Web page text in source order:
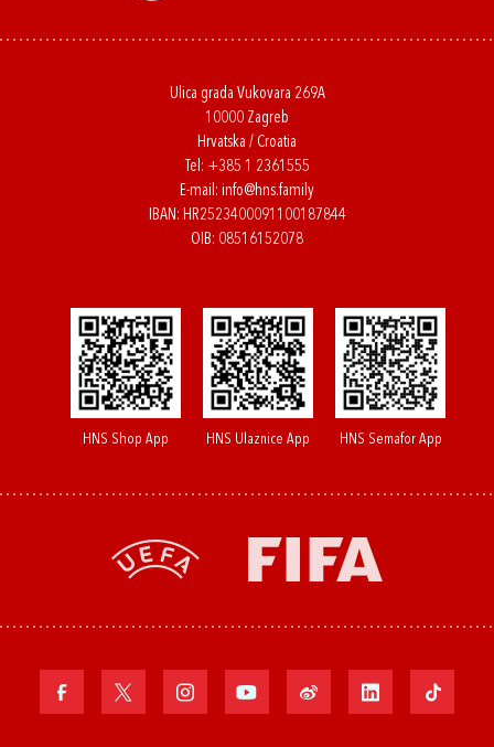
Ulica grada Vukovara 269A
10000 Zagreb
Hrvatska / Croatia
Tel: +385 1 2361555
E-mail: info@hns.family
IBAN: HR2523400091100187844
OIB: 08516152078
HNS Shop App HNS Ulaznice App HNS Semafor App